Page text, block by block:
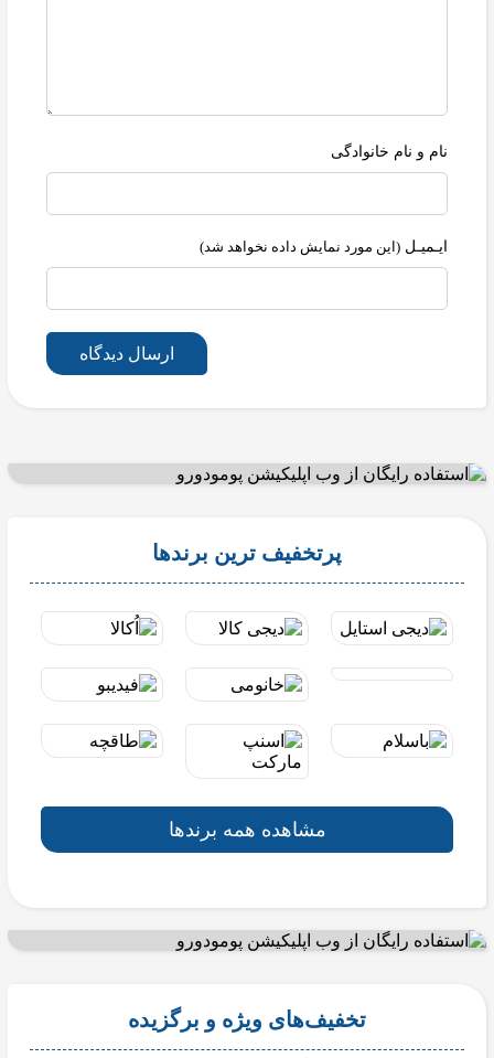
نام و نام خانوادگی
ایـمیـل (این مورد نمایش داده نخواهد شد)
ارسال دیدگاه
پرتخفیف ترین برندها
مشاهده همه برندها
تخفیف‌های ویژه و برگزیده